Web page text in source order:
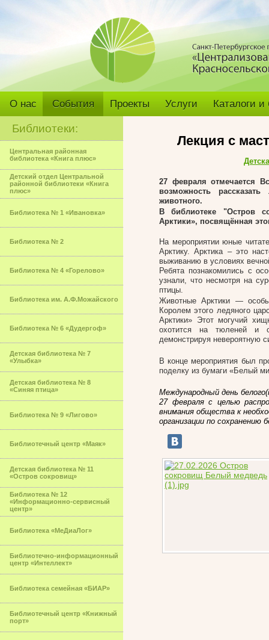
О нас События Проекты Услуги Каталоги
Библиотеки:
Центральная районная
библиотека «Книга плюс»
Детский отдел Центральной
районной библиотеки «Книга
плюс»
Библиотека № 1 «Ивановка»
Библиотека № 2
Библиотека № 4 «Горелово»
Библиотека им. А.Ф.Можайского
Библиотека № 6 «Дудергоф»
Детская библиотека № 7
«Улыбка»
Детская библиотека № 8
«Синяя птица»
Библиотека № 9 «Лигово»
Библиотечный центр «Маяк»
Детская библиотека № 11
«Остров сокровищ»
Библиотека № 12
«Информационно-сервисный
центр»
Библиотека «МеДиаЛог»
Библиотечно-информационный
центр «Интеллект»
Библиотека семейная «БИАР»
Библиотечный центр «Книжный
порт»
Лекция с
27 февраля отмечается
возможность
животного.
В библиотеке "Остров
Арктики», посвящённая
На мероприятии юные
Арктику. Арктика – это
выживанию в условиях
Ребята познакомились с
узнали, что несмотря на
птицы.
Животные Арктики —
Королем этого ледяного
Арктики» Этот могучий
охотится на тюленей и
демонстрируя невероятную
В конце мероприятия был
поделку из бумаги «Белый
Международный день
27 февраля с целью
внимания общества к
организации по сохранению